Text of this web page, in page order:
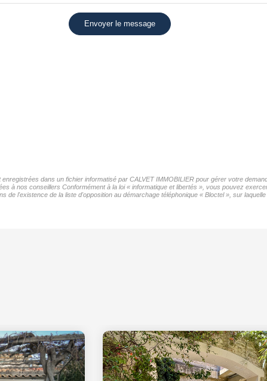
Envoyer le message
dans un fichier informatisé par CALVET IMMOBILIER pour gérer votre
à nos conseillers Conformément à la loi « informatique et libertés », vous pouvez
de l'existence de la liste d'opposition au démarchage téléphonique « Bloctel », sur